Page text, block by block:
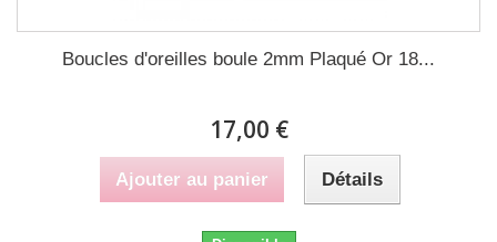
Boucles d'oreilles boule 2mm Plaqué Or 18...
17,00 €
Ajouter au panier Détails